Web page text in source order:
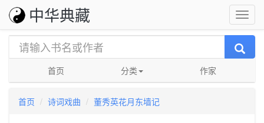
中华典藏
首页 分类 作家
首页 诗词戏曲 董秀英花月东墙记